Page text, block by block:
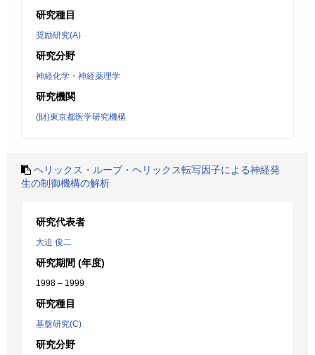
研究種目
奨励研究(A)
研究分野
神経化学・神経薬理学
研究機関
(財)東京都医学研究機構
ヘリックス・ループ・ヘリックス転写因子による神経発
生の制御機構の解析
研究代表者
大迫 俊二
研究期間 (年度)
1998 – 1999
研究種目
基盤研究(C)
研究分野